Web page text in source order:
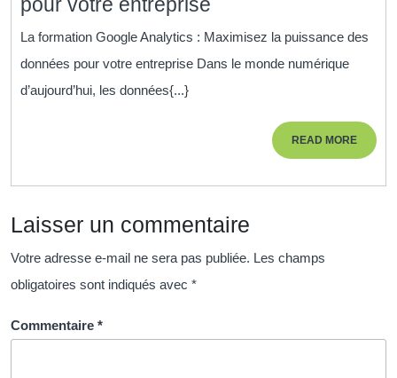
Google
Analytics
puissance
pour
votre
La formation Google Analytics : Maximisez la puissance des
données pour votre entreprise Dans le monde numérique
d’aujourd’hui, les données{...}
READ MOREREAD
MORE
Laisser un commentaire
Votre adresse e-mail ne sera pas publiée. Les champs
obligatoires sont indiqués avec *
Commentaire *